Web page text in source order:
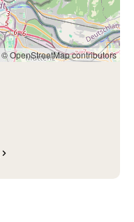
© OpenStreetMap contributors